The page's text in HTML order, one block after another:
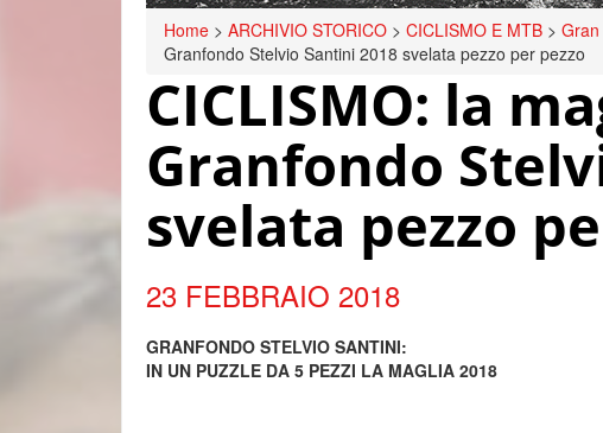
Home > ARCHIVIO STORICO > CICLISMO E MTB >
Granfondo Stelvio Santini 2018 svelata pezzo per pezzo
CICLISMO: la
Granfondo
svelata pezzo
23 FEBBRAIO 2018
GRANFONDO STELVIO SANTINI:
IN UN PUZZLE DA 5 PEZZI LA MAGLIA 2018